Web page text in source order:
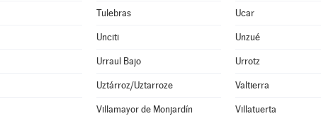
Tulebras Ucar
Unciti Unzué
Urraul Bajo Urrotz
Uztárroz/Uztarroze Valtierra
Villamayor de Monjardín Villatuerta